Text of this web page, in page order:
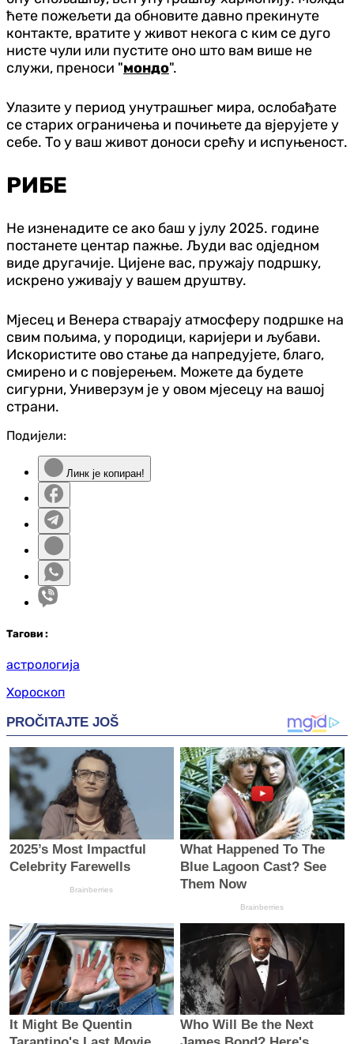
ћете пожељети да обновите давно прекинуте
контакте, вратите у живот некога с ким се дуго
нисте чули или пустите оно што вам више не
служи, преноси "мондо".
Улазите у период унутрашњег мира, ослобађате
се старих ограничења и почињете да вјерујете у
себе. То у ваш живот доноси срећу и испуњеност.
РИБЕ
Не изненадите се ако баш у јулу 2025. године
постанете центар пажње. Људи вас одједном
виде другачије. Цијене вас, пружају подршку,
искрено уживају у вашем друштву.
Мјесец и Венера стварају атмосферу подршке на
свим пољима, у породици, каријери и љубави.
Искористите ово стање да напредујете, благо,
смирено и с повјерењем. Можете да будете
сигурни, Универзум је у овом мјесецу на вашој
страни.
Подијели:
Линк је копиран!
Тагови :
астрологија
Хороскоп